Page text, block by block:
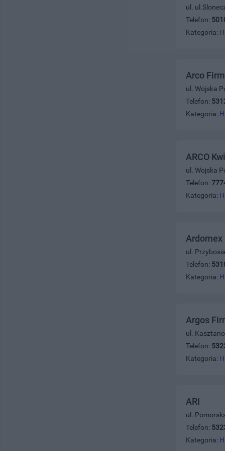
ul.
Telefon:
Kategoria:
Arco
ul. Wojska
Telefon:
Kategoria:
ARCO
ul. Wojska
Telefon:
Kategoria:
Ardomex
ul.
Telefon:
Kategoria:
Argos
ul.
Telefon:
Kategoria:
ARI
ul.
Telefon:
Kategoria: